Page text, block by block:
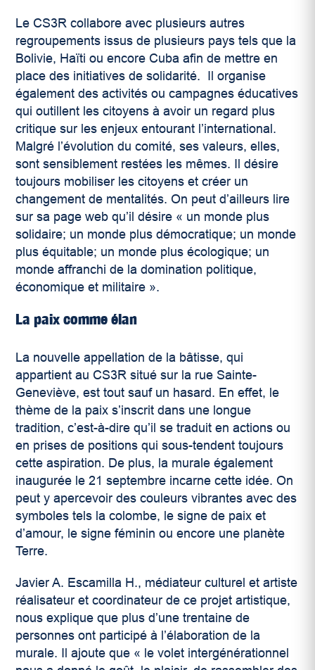
Le CS3R collabore avec plusieurs autres
regroupements issus de plusieurs pays tels que la
Bolivie, Haïti ou encore Cuba afin de mettre en
place des initiatives de solidarité. Il organise
également des activités ou campagnes éducatives
qui outillent les citoyens à avoir un regard plus
critique sur les enjeux entourant l’international.
Malgré l’évolution du comité, ses valeurs, elles,
sont sensiblement restées les mêmes. Il désire
toujours mobiliser les citoyens et créer un
changement de mentalités. On peut d’ailleurs lire
sur sa page web qu’il désire « un monde plus
solidaire; un monde plus démocratique; un monde
plus équitable; un monde plus écologique; un
monde affranchi de la domination politique,
économique et militaire ».
La paix comme élan
La nouvelle appellation de la bâtisse, qui
appartient au CS3R situé sur la rue Sainte-
Geneviève, est tout sauf un hasard. En effet, le
thème de la paix s’inscrit dans une longue
tradition, c’est-à-dire qu’il se traduit en actions ou
en prises de positions qui sous-tendent toujours
cette aspiration. De plus, la murale également
inaugurée le 21 septembre incarne cette idée. On
peut y apercevoir des couleurs vibrantes avec des
symboles tels la colombe, le signe de paix et
d’amour, le signe féminin ou encore une planète
Terre.
Javier A. Escamilla H., médiateur culturel etartiste
réalisateur et coordinateur de ce projetartistique,
nous explique que plus d’une trentaine de
personnes ont participé à l’élaboration de la
murale. Il ajoute que « le volet intergénérationnel